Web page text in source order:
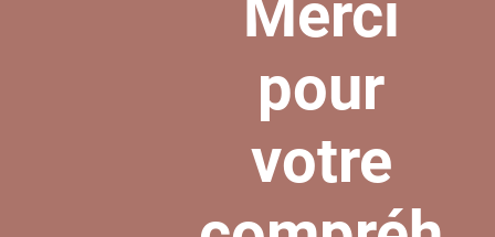
Merci
pour
votre